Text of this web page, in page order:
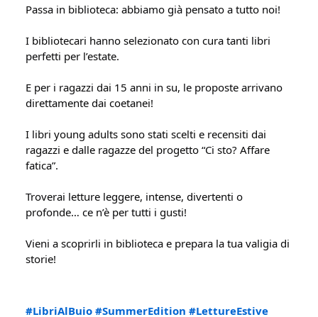
Passa in biblioteca: abbiamo già pensato a tutto noi!
I bibliotecari hanno selezionato con cura tanti libri
perfetti per l’estate.
E per i ragazzi dai 15 anni in su, le proposte arrivano
direttamente dai coetanei!
I libri young adults sono stati scelti e recensiti dai
ragazzi e dalle ragazze del progetto “Ci sto? Affare
fatica”.
Troverai letture leggere, intense, divertenti o
profonde… ce n’è per tutti i gusti!
Vieni a scoprirli in biblioteca e prepara la tua valigia di
storie!
#LibriAlBuio #SummerEdition #LettureEstive